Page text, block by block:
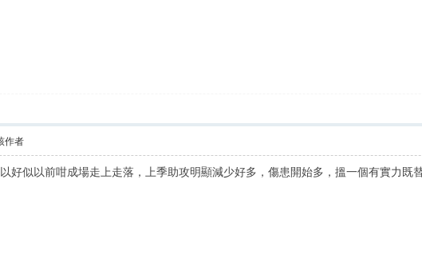
作者
好似以前咁成場走上走落，上季助攻明顯減少好多，傷患開始多，搵一個有實力既